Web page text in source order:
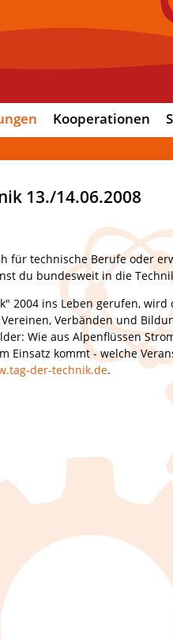
Kooperationen
13./14.06.2008
für technische Berufe oder
du bundesweit in die
2004 ins Leben gerufen,
Verbänden und
Wie aus Alpenflüssen
Einsatz kommt - welche
der-technik.de.